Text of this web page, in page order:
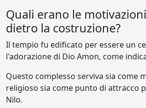
Quali erano le
dietro la costruzione?
Il tempio fu edificato per essere un
l'adorazione di Dio Amon, come
Questo complesso serviva sia come
religioso sia come punto di attracco
Nilo.